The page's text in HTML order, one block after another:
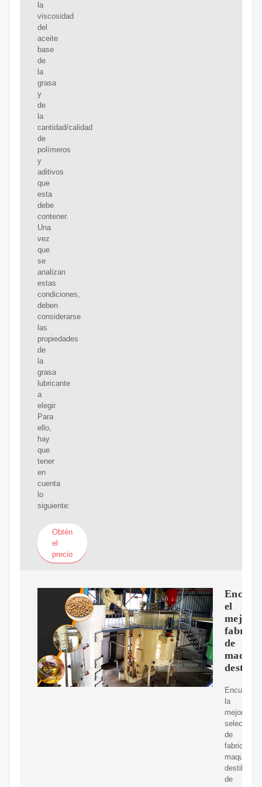
la
viscosidad
del
aceite
base
de
la
grasa
y
de
la
cantidad/calidad
de
polímeros
y
aditivos
que
esta
debe
contener.
Una
vez
que
se
analizan
estas
condiciones,
deben
considerarse
las
propiedades
de
la
grasa
lubricante
a
elegir.
Para
ello,
hay
que
tener
en
cuenta
lo
siguiente:
Obtén
el
precio
el
mejor
de
Encuentre
la
mejor
selección
de
fabricantes
maquina
destiladora
de